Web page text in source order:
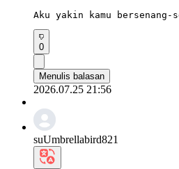
Aku yakin kamu
0
Menulis balasan
2026.07.25 21:56
suUmbrellabird821